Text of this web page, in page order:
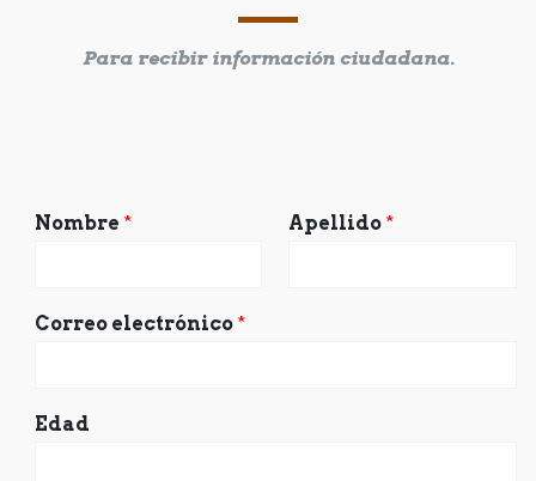
Para recibir información ciudadana.
Nombre * Apellido *
Correo electrónico *
Edad